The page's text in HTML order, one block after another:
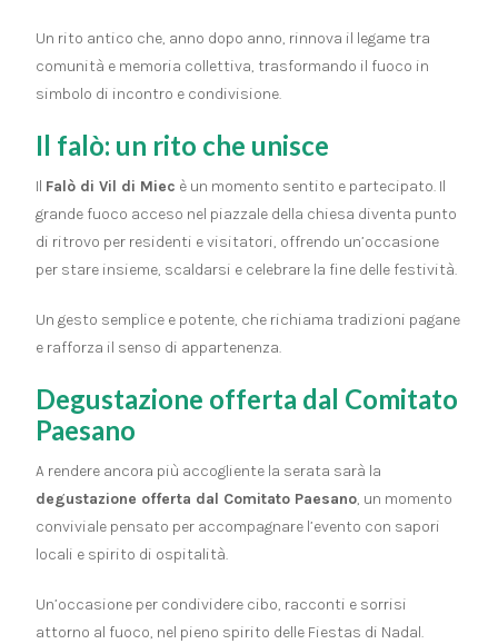
Un rito antico che, anno dopo anno, rinnova il legame tra
comunità e memoria collettiva, trasformando il fuoco in
simbolo di incontro e condivisione.
Il falò: un rito che unisce
Il Falò di Vil di Miec è un momento sentito e partecipato. Il
grande fuoco acceso nel piazzale della chiesa diventa punto
di ritrovo per residenti e visitatori, offrendo un’occasione
per stare insieme, scaldarsi e celebrare la fine delle festività.
Un gesto semplice e potente, che richiama tradizioni pagane
e rafforza il senso di appartenenza.
Degustazione offerta dal Comitato
Paesano
A rendere ancora più accogliente la serata sarà la
degustazione offerta dal Comitato Paesano, un momento
conviviale pensato per accompagnare l’evento con sapori
locali e spirito di ospitalità.
Un’occasione per condividere cibo, racconti e sorrisi
attorno al fuoco, nel pieno spirito delle Fiestas di Nadal.